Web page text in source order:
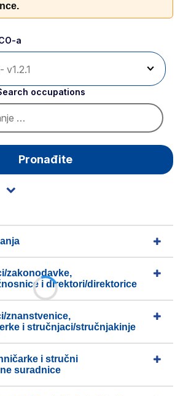
a
occupations
Pronađite
zakonodavke,
i direktori/direktorice
znanstvenice,
i stručnjaci/stručnjakinje
i stručni
suradnice